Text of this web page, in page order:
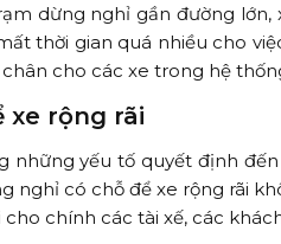
dừng nghỉ gần đường
thời gian quá nhiều cho
cho các xe trong hệ
xe rộng rãi
những yếu tố quyết định
nghỉ có chỗ để xe rộng rãi
chính các tài xế, các